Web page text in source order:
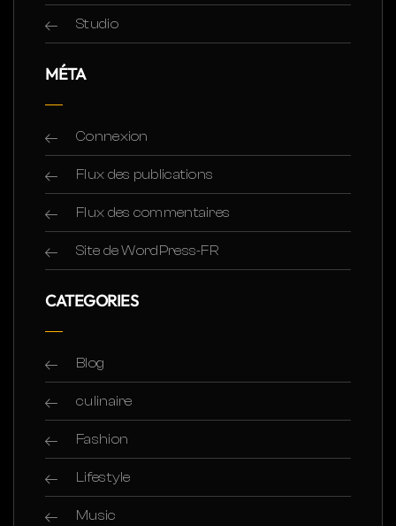
Studio
MÉTA
Connexion
Flux des publications
Flux des commentaires
Site de WordPress-FR
CATEGORIES
Blog
culinaire
Fashion
Lifestyle
Music